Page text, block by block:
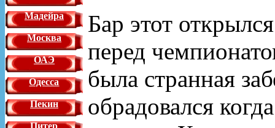
Мадейра
Москва
ОАЭ
Одесса
Пекин
Питер
Бар этот
перед
была странная
обрадовался